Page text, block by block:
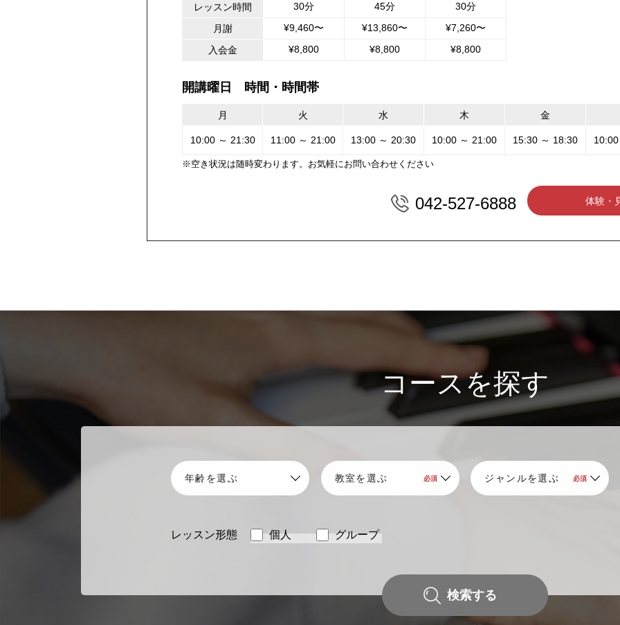
レッスン時間
30分 45分
30分
月謝
¥9,460〜 ¥13,860〜
¥7,260〜
入会金
¥8,800 ¥8,800 ¥8,800
開講曜日 時間・時間帯
月 火 水 木 金
10:00 ～ 21:30 11:00 ～ 21:00 13:00 ～ 20:30 10:00 ～ 21:00 15:30 ～ 18:30
※空き状況は随時変わります。お気軽にお問い合わせください
042-527-6888 体験・
コースを探す
レッスン形態 個人 グループ
検索する